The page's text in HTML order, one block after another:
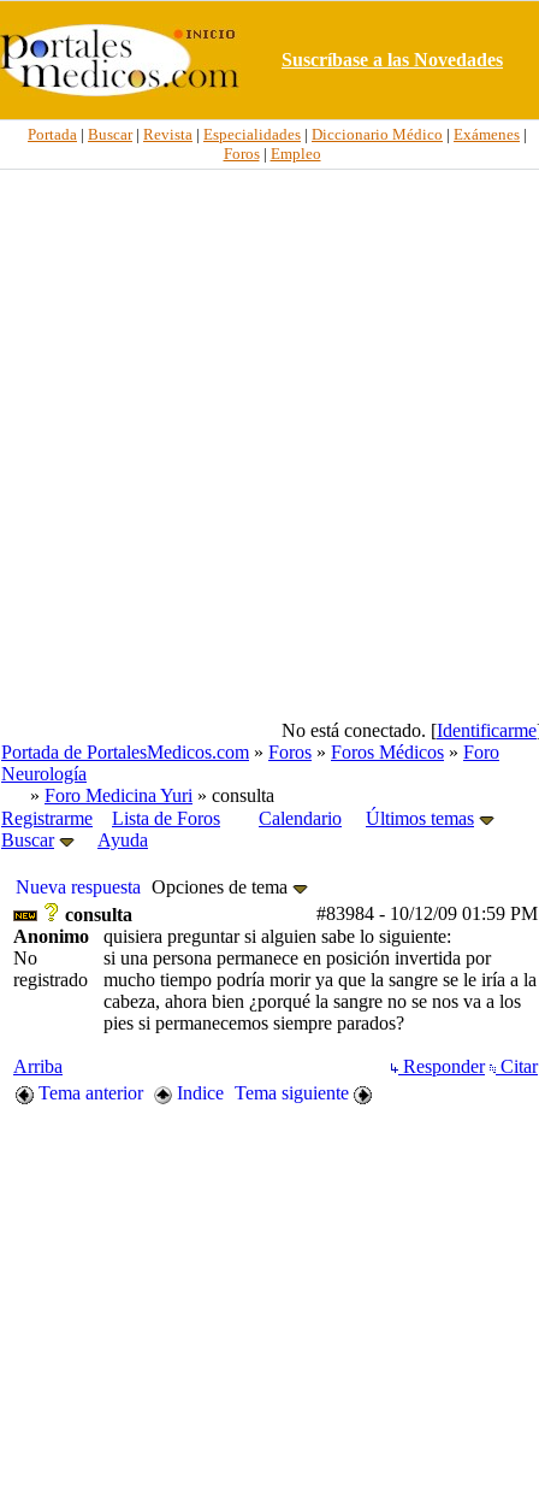
Suscríbase a las Novedades
Portada | Buscar| Revista | Especialidades | Diccionario Médico | Exámenes |
Foros| Empleo
No está conectado. [Identificarme
Portada de PortalesMedicos.com » Foros » Foros Médicos » Foro
Neurología
» Foro Medicina Yuri » consulta
Registrarme
Lista de Foros Calendario
Últimos temas
Buscar
Ayuda
Nueva respuesta Opciones de tema
#83984 - 10/12/09 01:59 PM
consulta
Anonimo
No
registrado
quisiera preguntar si alguien sabe lo siguiente:
si una persona permanece en posición invertida por
mucho tiempo podría morir ya que la sangre se le iría a la
cabeza, ahora bien ¿porqué la sangre no se nos va a los
pies si permanecemos siempre parados?
Arriba Responder
Citar
Tema anterior
Indice Tema siguiente